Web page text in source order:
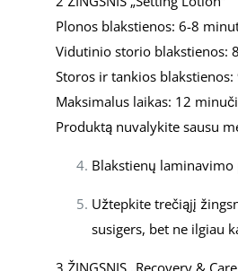
Plonos blakstienos: 6-8
Vidutinio storio blakstienos:
Storos ir tankios
Maksimalus laikas: 12
Produktą nuvalykite sausu
Blakstienų laminavimo
Užtepkite trečiąjį
susigers, bet ne ilgiau
3 ŽINGSNIS „Recovery &